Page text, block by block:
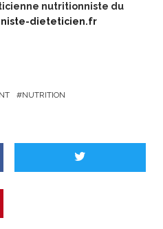
nutritionniste du
dieteticien.fr
NUTRITION